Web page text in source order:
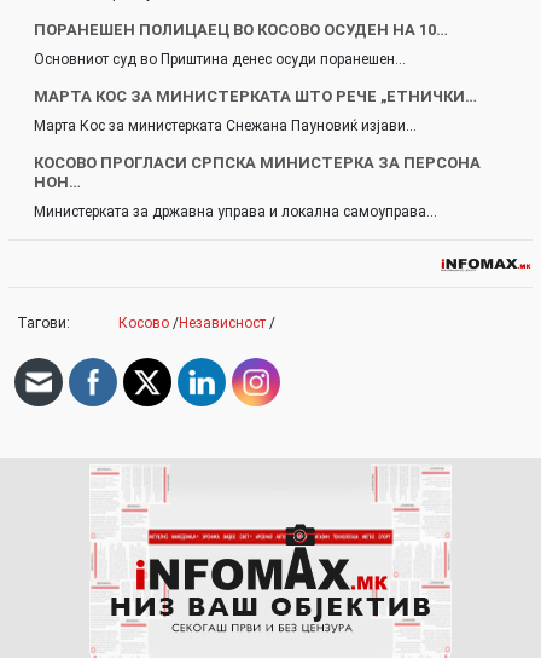
ПОРАНЕШЕН ПОЛИЦАЕЦ ВО КОСОВО ОСУДЕН НА 10…
Основниот суд во Приштина денес осуди поранешен…
МАРТА КОС ЗА МИНИСТЕРКАТА ШТО РЕЧЕ „ЕТНИЧКИ…
Марта Кос за министерката Снежана Пауновиќ изјави…
КОСОВО ПРОГЛАСИ СРПСКА МИНИСТЕРКА ЗА ПЕРСОНА
НОН…
Министерката за државна управа и локална самоуправа…
Тагови: Косово /Независност /